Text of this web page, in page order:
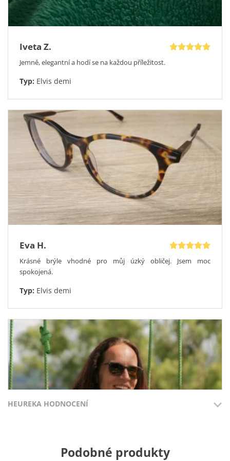
rozhodli, začněte přemýšlet,jakou slevu si u nás vyberete.
Pak stačí si jen objednat OptikaDoDomu a během několika
Iveta Z.
Jemně, elegantní a hodí se na každou příležitost.
Typ: Elvis demi
Eva H.
Krásné brýle vhodné pro můj úzký obličej. Jsem moc
spokojená.
Typ: Elvis demi
Kateřina A.
HEUREKA HODNOCENÍ
Přidáno 3.8.2026
Podobné produkty